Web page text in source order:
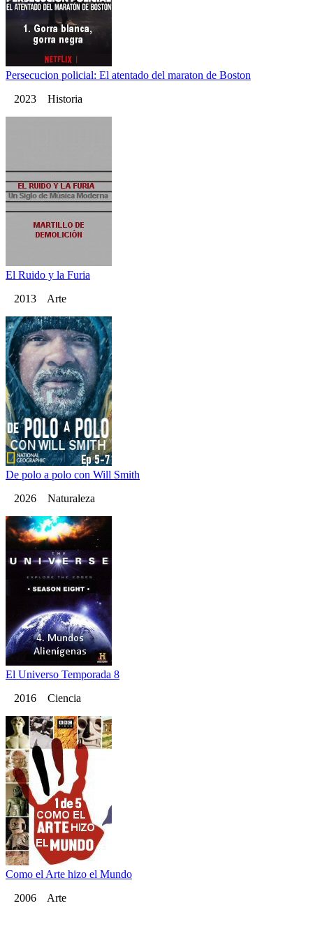
Persecucion policial: El atentado del maraton de Boston
2023 Historia
El Ruido y la Furia
2013 Arte
De polo a polo con Will Smith
2026 Naturaleza
El Universo Temporada 8
2016 Ciencia
Como el Arte hizo el Mundo
2006 Arte